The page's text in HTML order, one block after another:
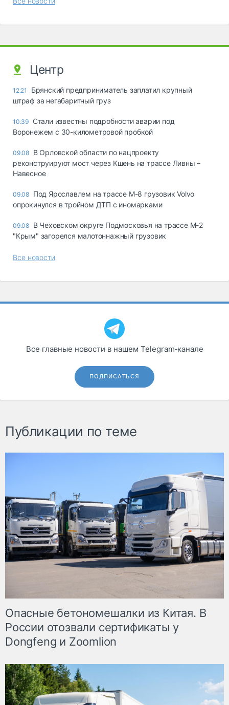
Центр
12:21
Брянский предприниматель заплатил крупный
штраф за негабаритный груз
10:39 Стали известны подробности аварии под
Воронежем с 30-километровой пробкой
09.08 В Орловской области по нацпроекту
реконструируют мост через Кшень на трассе Ливны –
Навесное
09.08 Под Ярославлем на трассе М-8 грузовик Volvo
опрокинулся в тройном ДТП с иномарками
09.08 В Чеховском округе Подмосковья на трассе М-2
"Крым" загорелся малотоннажный грузовик
Все новости
Все главные новости в нашем Telegram‑канале
ПОДПИСАТЬСЯ
Публикации по теме
Опасные бетономешалки из Китая. В
России отозвали сертификаты у
Dongfeng и Zoomlion